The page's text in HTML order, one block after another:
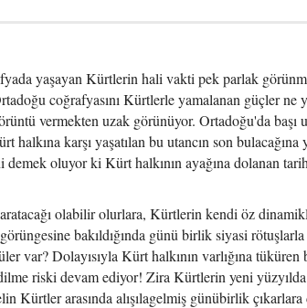
yaşayan Kürtlerin hali vakti pek parlak
coğrafyasını Kürtlerle yamalanan güçler ne
vermekten uzak görünüyor. Ortadoğu'da başı
karşı yaşatılan bu utancın son bulacağına
oluyor ki Kürt halkının ayağına dolanan
olabilir olurlara, Kürtlerin kendi öz
bakıldığında günü birlik siyasi
var? Dolayısıyla Kürt halkının varlığına tüküren
riski devam ediyor! Zira Kürtlerin yeni
Kürtler arasında alışılagelmiş günübirlik çıkarlara